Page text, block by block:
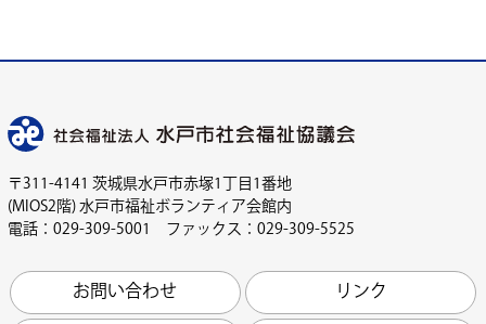
〒311-4141 茨城県水戸市赤塚1丁目1番地
(MIOS2階) 水戸市福祉ボランティア会館内
電話：029-309-5001 ファックス：029-309-5525
お問い合わせ リンク